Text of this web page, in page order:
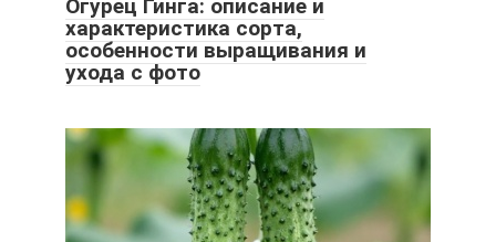
Огурец Гинга: описание и
характеристика сорта,
особенности выращивания и
ухода с фото